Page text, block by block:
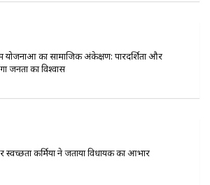
में योजनाओं का सामाजिक अंकेक्षण: पारदर्शिता और
जनता का विश्वास
स्वच्छता कर्मियों ने जताया विधायक का आभार